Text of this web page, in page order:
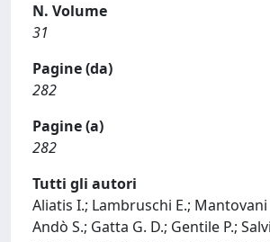
N. Volume
31
Pagine (da)
282
Pagine (a)
282
Tutti gli autori
Aliatis I.; Lambruschi E.; Mantovani
Andò S.; Gatta G. D.; Gentile P.;